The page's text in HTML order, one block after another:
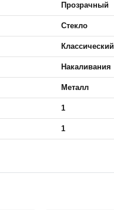
Прозрачный
Стекло
Накаливания
Металл
1
1